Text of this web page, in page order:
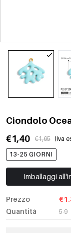
Ciondolo
€1,40
€1,65 (Iva
13-25 GIORNI
Imballaggi
Prezzo
Quantità
5-9